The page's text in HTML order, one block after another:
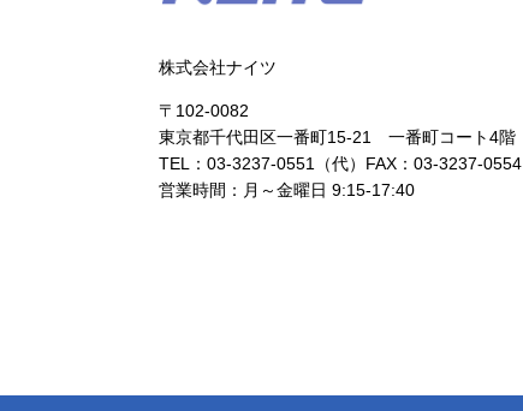
株式会社ナイツ
〒102-0082
東京都千代田区一番町15-21 一番町コート4階
TEL：03-3237-0551（代）FAX：03-3237-0554
営業時間：月～金曜日 9:15-17:40